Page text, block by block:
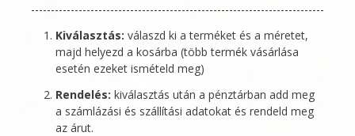
Kiválasztás: válaszd ki a terméket és a méretet,
majd helyezd a kosárba (több termék vásárlása
esetén ezeket ismételd meg)
Rendelés: kiválasztás után a pénztárban add meg
a számlázási és szállítási adatokat és rendeld meg
az árut.